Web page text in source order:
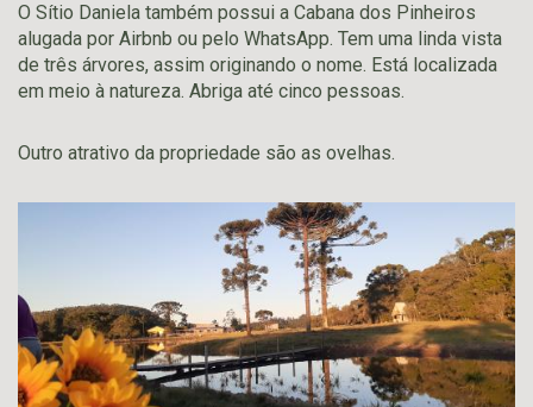
O Sítio Daniela também possui a Cabana dos Pinheiros
alugada por Airbnb ou pelo WhatsApp. Tem uma linda vista
de três árvores, assim originando o nome. Está localizada
em meio à natureza. Abriga até cinco pessoas.
Outro atrativo da propriedade são as ovelhas.